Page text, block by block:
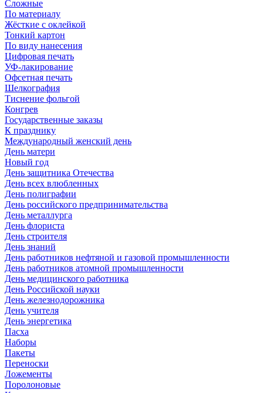
Сложные
По материалу
Жёсткие с оклейкой
Тонкий картон
По виду нанесения
Цифровая печать
УФ-лакирование
Офсетная печать
Шелкография
Тиснение фольгой
Конгрев
Государственные заказы
К празднику
Международный женский день
День матери
Новый год
День защитника Отечества
День всех влюбленных
День полиграфии
День российского предпринимательства
День металлурга
День флориста
День строителя
День знаний
День работников нефтяной и газовой промышленности
День работников атомной промышленности
День медицинского работника
День Российской науки
День железнодорожника
День учителя
День энергетика
Пасха
Наборы
Пакеты
Переноски
Ложементы
Поролоновые